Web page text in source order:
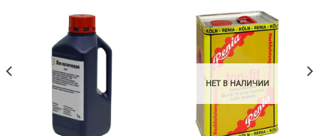
НЕТ В НАЛИЧИИ